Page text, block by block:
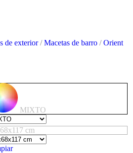
de exterior/ Macetas de barro / Orient
MIXTO
cm